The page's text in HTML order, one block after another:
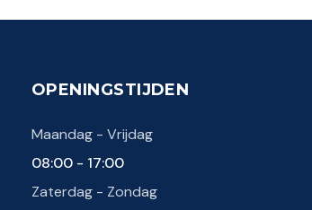
OPENINGSTIJDEN
Maandag - Vrijdag
08:00 - 17:00
Zaterdag - Zondag